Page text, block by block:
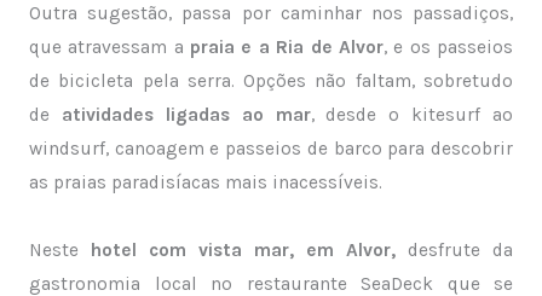
Outra sugestão, passa por caminhar nos passadiços,
que atravessam a praia e a Ria de Alvor, e os passeios
de bicicleta pela serra. Opções não faltam, sobretudo
de atividades ligadas ao mar, desde o kitesurf ao
windsurf, canoagem e passeios de barco para descobrir
as praias paradisíacas mais inacessíveis.
Neste hotel com vista mar, em Alvor, desfrute da
gastronomia local no restaurante SeaDeck que se